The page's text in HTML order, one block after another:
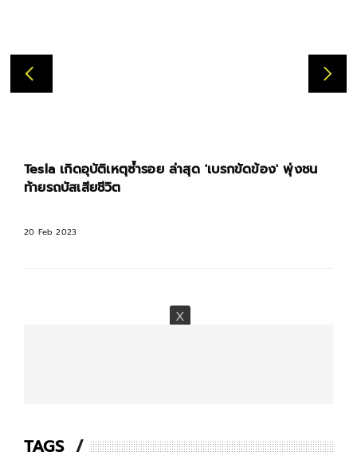
Tesla เกิดอุบัติเหตุซ้ำรอย ล่าสุด 'เบรกขัดข้อง' พุ่งชน
ท้ายรถบัสเสียชีวิต
20 Feb 2023
TAGS